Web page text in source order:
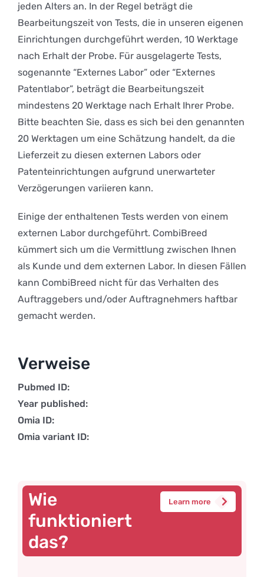
jeden Alters an. In der Regel beträgt die
Bearbeitungszeit von Tests, die in unseren eigenen
Einrichtungen durchgeführt werden, 10 Werktage
nach Erhalt der Probe. Für ausgelagerte Tests,
sogenannte “Externes Labor” oder “Externes
Patentlabor”, beträgt die Bearbeitungszeit
mindestens 20 Werktage nach Erhalt Ihrer Probe.
Bitte beachten Sie, dass es sich bei den genannten
20 Werktagen um eine Schätzung handelt, da die
Lieferzeit zu diesen externen Labors oder
Patenteinrichtungen aufgrund unerwarteter
Verzögerungen variieren kann.
Einige der enthaltenen Tests werden von einem
externen Labor durchgeführt. CombiBreed
kümmert sich um die Vermittlung zwischen Ihnen
als Kunde und dem externen Labor. In diesen Fällen
kann CombiBreed nicht für das Verhalten des
Auftraggebers und/oder Auftragnehmers haftbar
gemacht werden.
Verweise
Pubmed ID:
Year published:
Omia ID:
Omia variant ID:
Wie
funktioniert
das?
Learn more